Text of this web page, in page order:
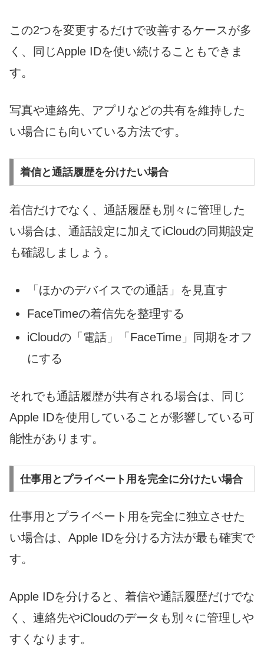
この2つを変更するだけで改善するケースが多
く、同じApple IDを使い続けることもできま
す。
写真や連絡先、アプリなどの共有を維持した
い場合にも向いている方法です。
着信と通話履歴を分けたい場合
着信だけでなく、通話履歴も別々に管理した
い場合は、通話設定に加えてiCloudの同期設定
も確認しましょう。
「ほかのデバイスでの通話」を見直す
FaceTimeの着信先を整理する
iCloudの「電話」「FaceTime」同期をオフ
にする
それでも通話履歴が共有される場合は、同じ
Apple IDを使用していることが影響している可
能性があります。
仕事用とプライベート用を完全に分けたい場合
仕事用とプライベート用を完全に独立させた
い場合は、Apple IDを分ける方法が最も確実で
す。
Apple IDを分けると、着信や通話履歴だけでな
く、連絡先やiCloudのデータも別々に管理しや
すくなります。